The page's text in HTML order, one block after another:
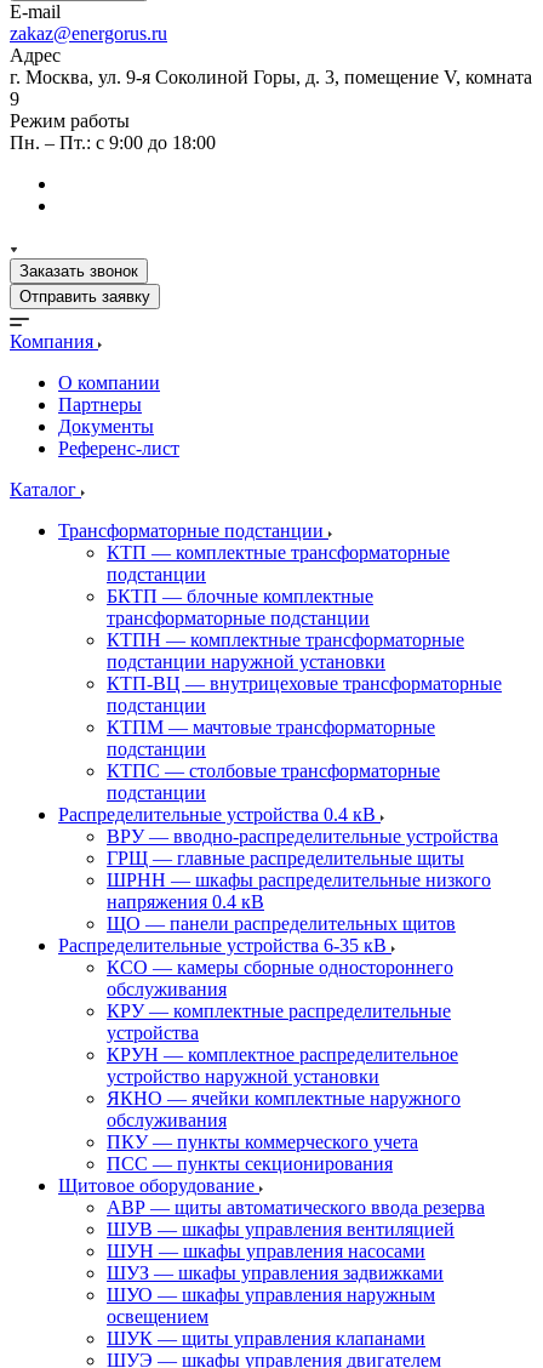
E-mail
zakaz@energorus.ru
Адрес
г. Москва, ул. 9-я Соколиной Горы, д. 3, помещение V, комната
9
Режим работы
Пн. – Пт.: с 9:00 до 18:00
Заказать звонок
Отправить заявку
Компания
О компании
Партнеры
Документы
Референс-лист
Каталог
Трансформаторные подстанции
КТП — комплектные трансформаторные
подстанции
БКТП — блочные комплектные
трансформаторные подстанции
КТПН — комплектные трансформаторные
подстанции наружной установки
КТП-ВЦ — внутрицеховые трансформаторные
подстанции
КТПМ — мачтовые трансформаторные
подстанции
КТПС — столбовые трансформаторные
подстанции
Распределительные устройства 0.4 кВ
ВРУ — вводно-распределительные устройства
ГРЩ — главные распределительные щиты
ШРНН — шкафы распределительные низкого
напряжения 0.4 кВ
ЩО — панели распределительных щитов
Распределительные устройства 6-35 кВ
КСО — камеры сборные одностороннего
обслуживания
КРУ — комплектные распределительные
устройства
КРУН — комплектное распределительное
устройство наружной установки
ЯКНО — ячейки комплектные наружного
обслуживания
ПКУ — пункты коммерческого учета
ПСС — пункты секционирования
Щитовое оборудование
АВР — щиты автоматического ввода резерва
ШУВ — шкафы управления вентиляцией
ШУН — шкафы управления насосами
ШУЗ — шкафы управления задвижками
ШУО — шкафы управления наружным
освещением
ШУК — щиты управления клапанами
ШУЭ — шкафы управления двигателем